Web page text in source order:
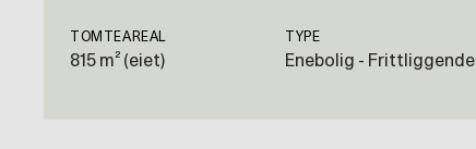
TOMTEAREAL
815 m² (eiet)
TYPE
Enebolig - Frittliggende